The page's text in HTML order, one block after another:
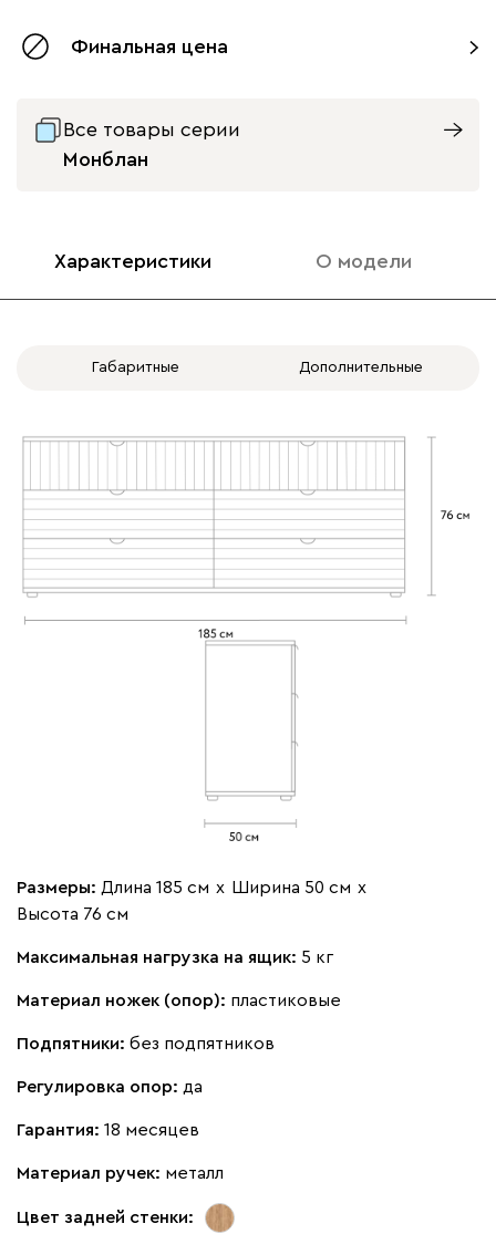
Финальная цена
Все товары серии
Монблан
Характеристики О модели
Габаритные Дополнительные
Размеры: Длина 185 см х Ширина 50 см х
Высота 76 см
Максимальная нагрузка на ящик: 5 кг
Материал ножек (опор): пластиковые
Подпятники: без подпятников
Регулировка опор: да
Гарантия: 18 месяцев
Материал ручек: металл
Цвет задней стенки: